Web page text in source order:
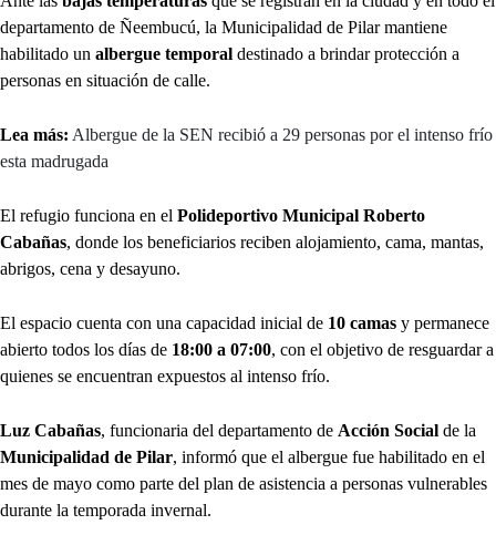
departamento de Ñeembucú, la Municipalidad de Pilar mantiene
habilitado un albergue temporal destinado a brindar protección a
personas en situación de calle.
Lea más: Albergue de la SEN recibió a 29 personas por el intenso frío
esta madrugada
El refugio funciona en el Polideportivo Municipal Roberto
Cabañas, donde los beneficiarios reciben alojamiento, cama, mantas,
abrigos, cena y desayuno.
El espacio cuenta con una capacidad inicial de 10 camas y permanece
abierto todos los días de 18:00 a 07:00, con el objetivo de resguardar a
quienes se encuentran expuestos al intenso frío.
Luz Cabañas, funcionaria del departamento de Acción Social de la
Municipalidad de Pilar, informó que el albergue fue habilitado en el
mes de mayo como parte del plan de asistencia a personas vulnerables
durante la temporada invernal.